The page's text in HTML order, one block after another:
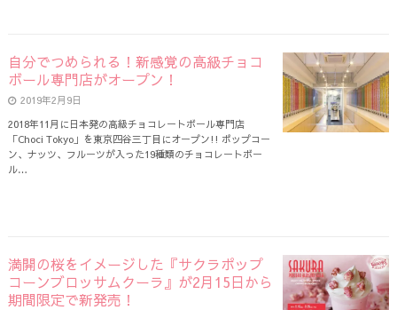
自分でつめられる！新感覚の高級チョコ
ボール専門店がオープン！
2019年2月9日
2018年11月に日本発の高級チョコレートボール専門店
「Choci Tokyo」を東京四谷三丁目にオープン!! ポップコー
ン、ナッツ、フルーツが入った19種類のチョコレートボー
ル…
満開の桜をイメージした『サクラポップ
コーンブロッサムクーラ』が2月15日から
期間限定で新発売！